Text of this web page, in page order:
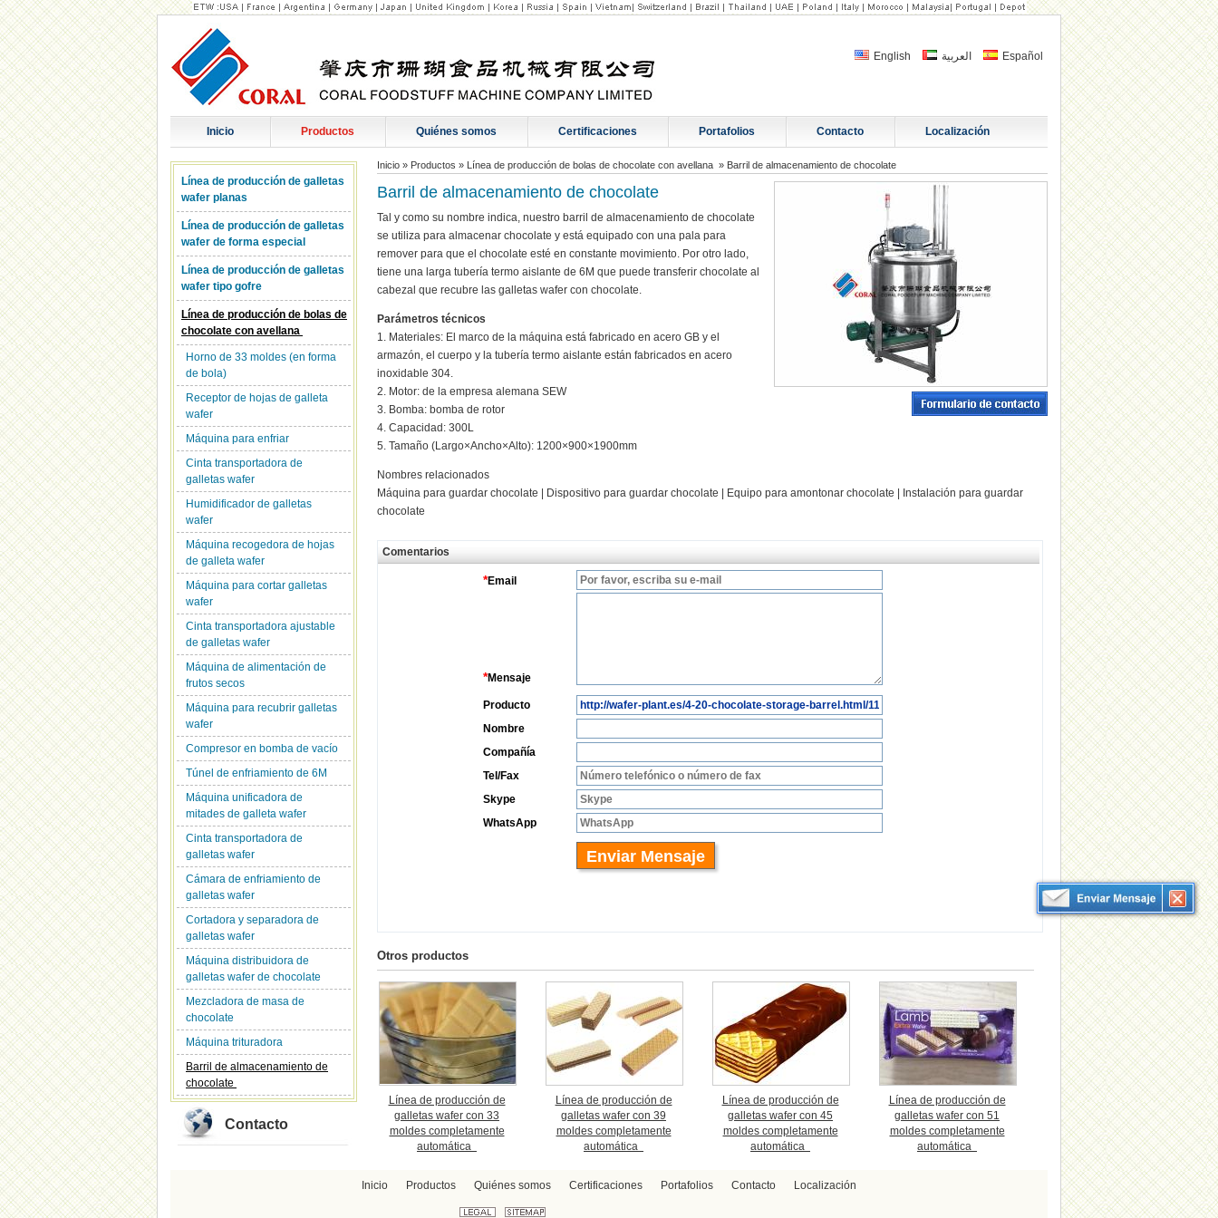
English العربية Español
Inicio Productos Quiénes somos Certificaciones Portafolios Contacto Localización
Línea de producción de galletas
wafer planas
Línea de producción de galletas
wafer de forma especial
Línea de producción de galletas
wafer tipo gofre
Línea de producción de bolas de
chocolate con avellana
Horno de 33 moldes (en forma
de bola)
Receptor de hojas de galleta
wafer
Máquina para enfriar
Cinta transportadora de
galletas wafer
Humidificador de galletas
wafer
Máquina recogedora de hojas
de galleta wafer
Máquina para cortar galletas
wafer
Cinta transportadora ajustable
de galletas wafer
Máquina de alimentación de
frutos secos
Máquina para recubrir galletas
wafer
Compresor en bomba de vacío
Túnel de enfriamiento de 6M
Máquina unificadora de
mitades de galleta wafer
Cinta transportadora de
galletas wafer
Cámara de enfriamiento de
galletas wafer
Cortadora y separadora de
galletas wafer
Máquina distribuidora de
galletas wafer de chocolate
Mezcladora de masa de
chocolate
Máquina trituradora
Barril de almacenamiento de
chocolate
Contacto
Inicio » Productos » Línea de producción de bolas de chocolate con avellana » Barril de almacenamiento de chocolate
Barril de almacenamiento de chocolate
Tal y como su nombre indica, nuestro barril de almacenamiento de chocolate
se utiliza para almacenar chocolate y está equipado con una pala para
remover para que el chocolate esté en constante movimiento. Por otro lado,
tiene una larga tubería termo aislante de 6M que puede transferir chocolate al
cabezal que recubre las galletas wafer con chocolate.
Parámetros técnicos
1. Materiales: El marco de la máquina está fabricado en acero GB y el
armazón, el cuerpo y la tubería termo aislante están fabricados en acero
inoxidable 304.
2. Motor: de la empresa alemana SEW
3. Bomba: bomba de rotor
4. Capacidad: 300L
5. Tamaño (Largo×Ancho×Alto): 1200×900×1900mm
Nombres relacionados
Máquina para guardar chocolate | Dispositivo para guardar chocolate | Equipo para amontonar chocolate | Instalación para guardar
chocolate
Comentarios
Otros productos
Línea de producción de
galletas wafer con 33
moldes completamente
automática
Línea de producción de
galletas wafer con 39
moldes completamente
automática
Línea de producción de
galletas wafer con 45
moldes completamente
automática
Línea de producción de
galletas wafer con 51
moldes completamente
automática
Inicio Productos Quiénes somos Certificaciones Portafolios Contacto Localización